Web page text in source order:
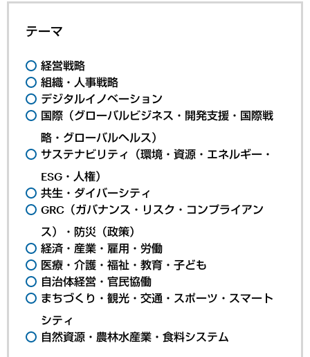
テーマ
経営戦略
組織・人事戦略
デジタルイノベーション
国際（グローバルビジネス・開発支援・国際戦
略・グローバルヘルス）
サステナビリティ（環境・資源・エネルギー・
ESG・人権）
共生・ダイバーシティ
GRC（ガバナンス・リスク・コンプライアン
ス）・防災（政策）
経済・産業・雇用・労働
医療・介護・福祉・教育・子ども
自治体経営・官民協働
まちづくり・観光・交通・スポーツ・スマート
シティ
自然資源・農林水産業・食料システム